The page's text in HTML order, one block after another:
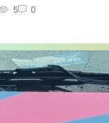
5 0